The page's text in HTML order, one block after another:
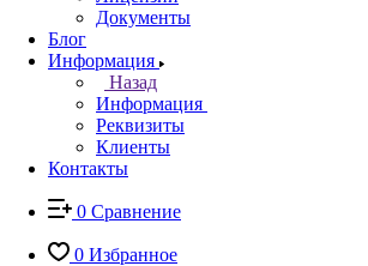
Документы
Блог
Информация
Назад
Информация
Реквизиты
Клиенты
Контакты
0 Сравнение
0 Избранное